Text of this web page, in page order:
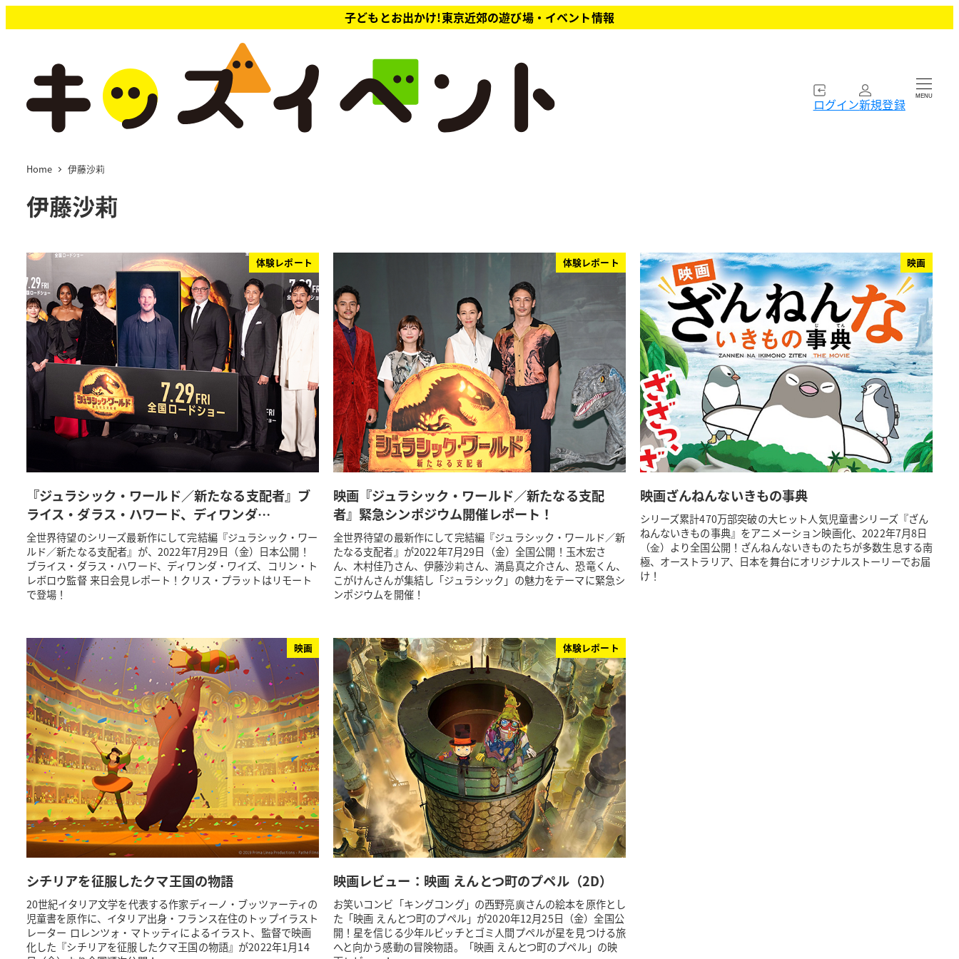
イ
子どもとお出かけ!東京近郊の遊び場・イベント情報
ログイン新規登録 MENU
Home 伊藤沙莉
伊藤沙莉
体験レポート
『ジュラシック・ワールド／新たなる支配者』ブ
ライス・ダラス・ハワード、ディワンダ…
全世界待望のシリーズ最新作にして完結編『ジュラシック・ワー
ルド／新たなる支配者』が、2022年7月29日（金）日本公開！
ブライス・ダラス・ハワード、ディワンダ・ワイズ、コリン・ト
レボロウ監督 来日会見レポート！クリス・プラットはリモート
で登場！
体験レポート
映画『ジュラシック・ワールド／新たなる支配
者』緊急シンポジウム開催レポート！
全世界待望の最新作にして完結編『ジュラシック・ワールド／新
たなる支配者』が2022年7月29日（金）全国公開！玉木宏さ
ん、木村佳乃さん、伊藤沙莉さん、満島真之介さん、恐竜くん、
こがけんさんが集結し「ジュラシック」の魅力をテーマに緊急シ
ンポジウムを開催！
映画
映画ざんねんないきもの事典
シリーズ累計470万部突破の大ヒット人気児童書シリーズ『ざん
ねんないきもの事典』をアニメーション映画化、2022年7月8日
（⾦）より全国公開！ざんねんないきものたちが多数生息する南
極、オーストラリア、日本を舞台にオリジナルストーリーでお届
け！
映画
シチリアを征服したクマ王国の物語
20世紀イタリア文学を代表する作家ディーノ・ブッツァーティの
児童書を原作に、イタリア出身・フランス在住のトップイラスト
レーター ロレンツォ・マトッティによるイラスト、監督で映画
化した『シチリアを征服したクマ王国の物語』が2022年1月14
体験レポート
映画レビュー：映画 えんとつ町のプペル（2D）
お笑いコンビ「キングコング」の西野亮廣さんの絵本を原作とし
た「映画 えんとつ町のプペル」が2020年12月25日（金）全国公
開！星を信じる少年ルビッチとゴミ人間プペルが星を見つける旅
へと向かう感動の冒険物語。「映画 えんとつ町のプペル」の映